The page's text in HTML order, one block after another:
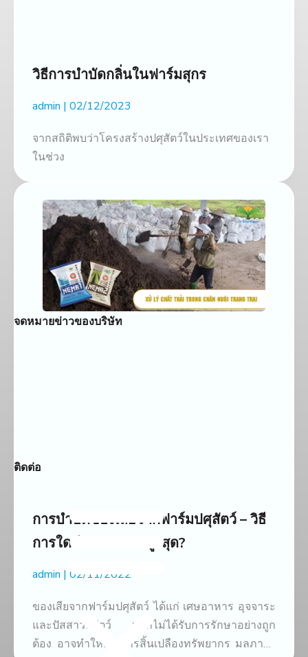
จดหมายข่าวของบริษัท
ติดต่อ
วิธีการบำบัดกลิ่นในฟาร์มสุกร
admin 02/12/2023
จากสถิติพบว่าโครงสร้างปศุสัตว์ในประเทศของเรา
ในช่วง
การบำบัดของเสียจากฟาร์มปศุสัตว์ – วิธี
การใดมีประสิทธิผลสูงสุด?
admin 02/11/2022
ของเสียจากฟาร์มปศุสัตว์ ได้แก่ เศษอาหาร อุจจาระ
และปัสสาวะสัตว์ หากไม่ได้รับการรักษาอย่างถูก
ต้อง อาจทำให้เกิดการสิ้นเปลืองทรัพยากร มลภาวะ